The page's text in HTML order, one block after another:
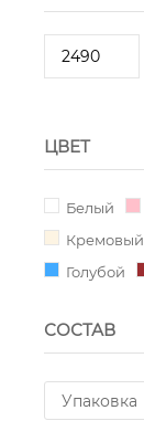
ЦВЕТ
Белый
Кремовый
Голубой
СОСТАВ
Упаковка